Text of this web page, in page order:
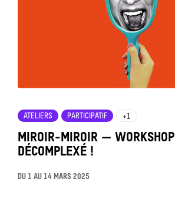
MIROIR-MIROIR — WORKSHOP
DÉCOMPLEXÉ !
ATELIERS PARTICIPATIF +1
DU 1 AU 14 MARS 2025